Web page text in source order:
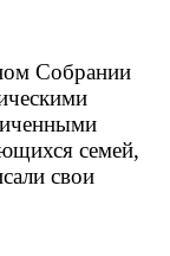
Собрании
семей,
свои